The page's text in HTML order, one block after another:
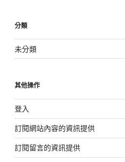
分類
未分類
其他操作
登入
訂閱網站內容的資訊提供
訂閱留言的資訊提供